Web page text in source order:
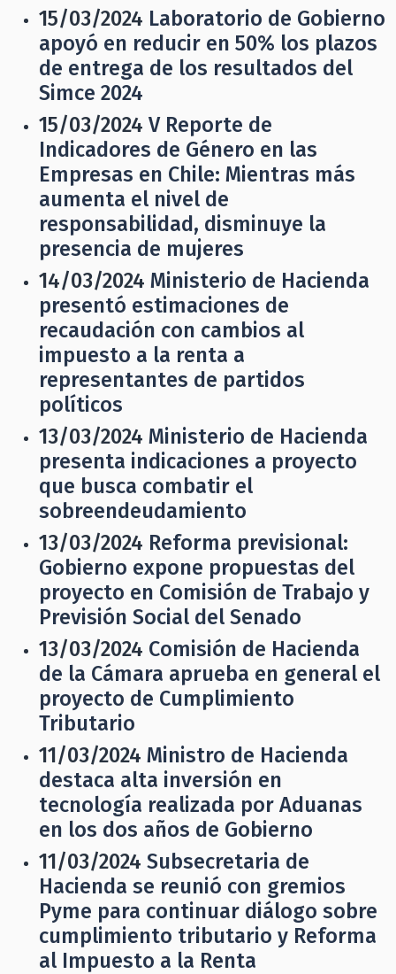
15/03/2024 Laboratorio de Gobierno
apoyó en reducir en 50% los plazos
de entrega de los resultados del
Simce 2024
15/03/2024 V Reporte de
Indicadores de Género en las
Empresas en Chile: Mientras más
aumenta el nivel de
responsabilidad, disminuye la
presencia de mujeres
14/03/2024 Ministerio de Hacienda
presentó estimaciones de
recaudación con cambios al
impuesto a la renta a
representantes de partidos
políticos
13/03/2024 Ministerio de Hacienda
presenta indicaciones a proyecto
que busca combatir el
sobreendeudamiento
13/03/2024 Reforma previsional:
Gobierno expone propuestas del
proyecto en Comisión de Trabajo y
Previsión Social del Senado
13/03/2024 Comisión de Hacienda
de la Cámara aprueba en general el
proyecto de Cumplimiento
Tributario
11/03/2024 Ministro de Hacienda
destaca alta inversión en
tecnología realizada por Aduanas
en los dos años de Gobierno
11/03/2024 Subsecretaria de
Hacienda se reunió con gremios
Pyme para continuar diálogo sobre
cumplimiento tributario y Reforma
al Impuesto a la Renta